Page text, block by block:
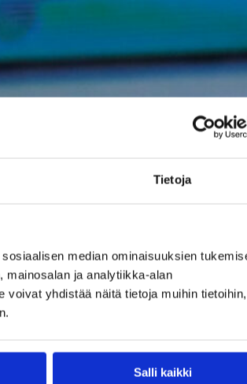
Tietoja
median ominaisuuksien
mainosalan ja analytiikka-alan
yhdistää näitä tietoja muihin
Salli kaikki
maaottelua. Kuva: Ville Vuorinen